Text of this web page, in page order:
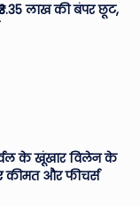
लाख की बंपर छूट,
के खूंखार विलेन के
कीमत और फीचर्स